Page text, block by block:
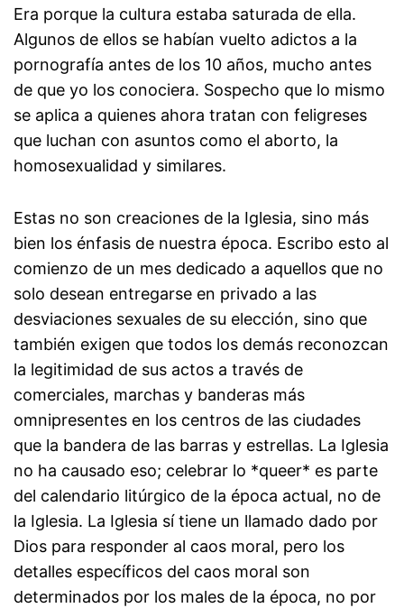
Era porque la cultura estaba saturada de ella.
Algunos de ellos se habían vuelto adictos a la
pornografía antes de los 10 años, mucho antes
de que yo los conociera. Sospecho que lo mismo
se aplica a quienes ahora tratan con feligreses
que luchan con asuntos como el aborto, la
homosexualidad y similares.
Estas no son creaciones de la Iglesia, sino más
bien los énfasis de nuestra época. Escribo esto al
comienzo de un mes dedicado a aquellos que no
solo desean entregarse en privado a las
desviaciones sexuales de su elección, sino que
también exigen que todos los demás reconozcan
la legitimidad de sus actos a través de
comerciales, marchas y banderas más
omnipresentes en los centros de las ciudades
que la bandera de las barras y estrellas. La Iglesia
no ha causado eso; celebrar lo *queer* es parte
del calendario litúrgico de la época actual, no de
la Iglesia. La Iglesia sí tiene un llamado dado por
Dios para responder al caos moral, pero los
detalles específicos del caos moral son
determinados por los males de la época, no por